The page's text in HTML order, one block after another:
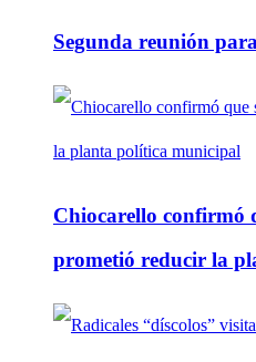
Segunda reunión
Chiocarello confirmó
prometió reducir la